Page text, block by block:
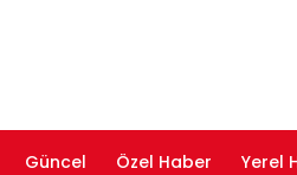
Güncel Özel Haber Yerel